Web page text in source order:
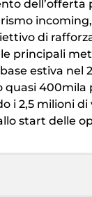
dell’offerta
di
principali
estiva nel
quasi 400mila
i 2,5 milioni
start delle